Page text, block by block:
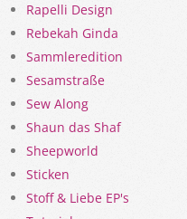
Rapelli Design
Rebekah Ginda
Sammleredition
Sesamstraße
Sew Along
Shaun das Shaf
Sheepworld
Sticken
Stoff & Liebe EP's